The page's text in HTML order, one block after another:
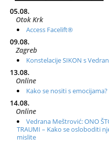
05.08.
Otok Krk
Access Facelift®
09.08.
Zagreb
Konstelacije SIKON s
13.08.
Online
Kako se nositi s emocijama?
14.08.
Online
Vedrana Meštrović: ONO
TRAUMI – Kako se osloboditi
mislite